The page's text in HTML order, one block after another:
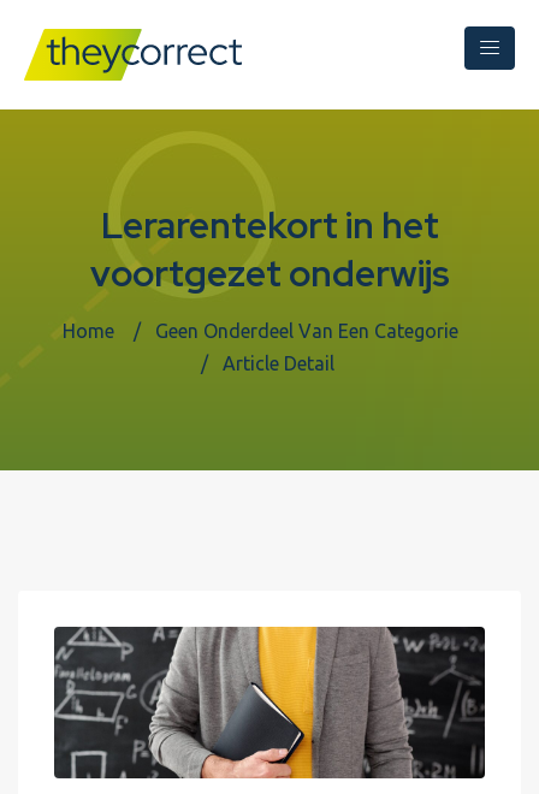
Lerarentekort in het
voortgezet onderwijs
Home
Geen Onderdeel Van Een Categorie
Article Detail